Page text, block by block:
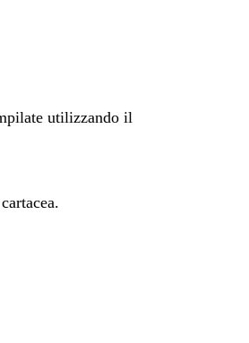
utilizzando il